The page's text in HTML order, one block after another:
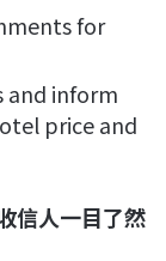
for
and inform
price and
信人一目了然